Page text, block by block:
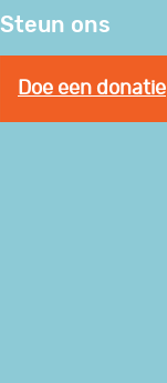
Steun ons
Doe een donatie